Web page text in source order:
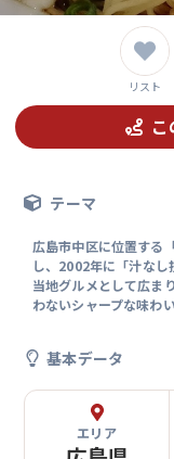
リスト
テーマ
広島市中区に位置する
し、2002年に「汁な
当地グルメとして広ま
わないシャープな味わ
基本データ
エリア